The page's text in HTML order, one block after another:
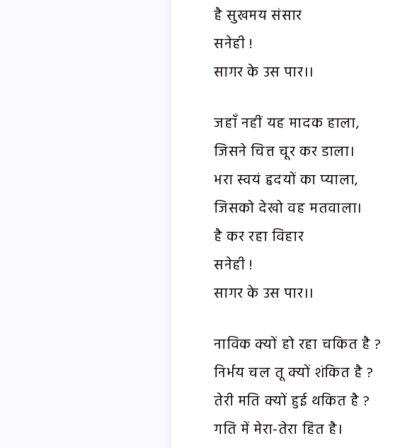
है सुखमय संसार
सनेही !
सागर के उस पार।।
जहाँ नहीं यह मादक हाला,
जिसने चित्त चूर कर डाला।
भरा स्वयं हृदयों का प्याला,
जिसको देखो वह मतवाला।
है कर रहा विहार
सनेही !
सागर के उस पार।।
नाविक क्यों हो रहा चकित है ?
निर्भय चल तू क्यों शंकित है ?
तेरी मति क्यों हुई थकित है ?
गति में मेरा-तेरा हित है।